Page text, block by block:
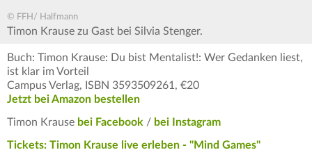
© FFH/ Halfmann
Timon Krause zu Gast bei Silvia Stenger.
Buch: Timon Krause: Du bist Mentalist!: Wer Gedanken liest,
ist klar im Vorteil
Campus Verlag, ISBN 3593509261, €20
Jetzt bei Amazon bestellen
Timon Krause bei Facebook / bei Instagram
Tickets: Timon Krause live erleben - "Mind Games"